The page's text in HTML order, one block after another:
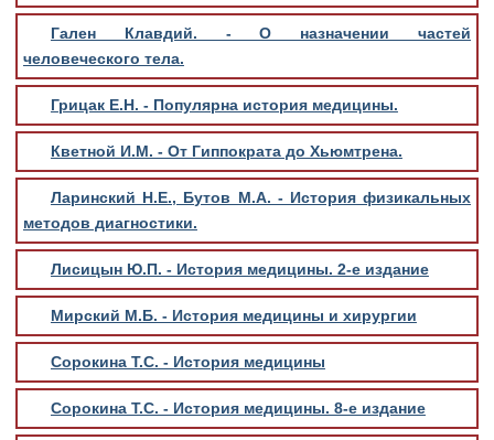
Гален Клавдий. - О назначении частей
человеческого тела.
Грицак Е.Н. - Популярна история медицины.
Кветной И.М. - От Гиппократа до Хьюмтрена.
Ларинский Н.Е., Бутов М.А. - История физикальных
методов диагностики.
Лисицын Ю.П. - История медицины. 2-е издание
Мирский М.Б. - История медицины и хирургии
Сорокина Т.С. - История медицины
Сорокина Т.С. - История медицины. 8-е издание